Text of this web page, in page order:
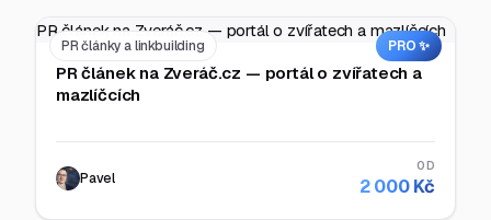
PR článek na Zveráč.cz — portál o zvířatech a mazlíčcích
PR články a linkbuilding PRO ✨
PR článek na Zveráč.cz — portál o zvířatech a
mazlíčcích
Pavel
OD
2 000 Kč